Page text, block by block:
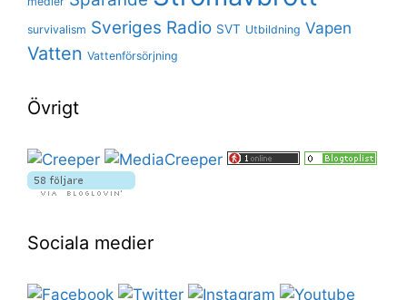
survivalism Sveriges Radio SVT Utbildning Vapen
Vatten Vattenförsörjning
Övrigt
Sociala medier